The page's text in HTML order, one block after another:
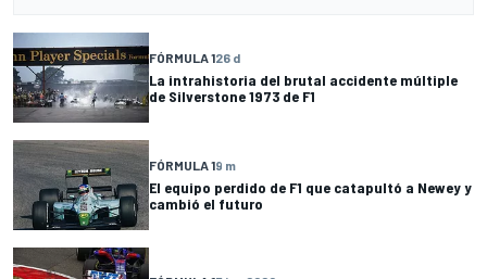
FÓRMULA 126 d
La intrahistoria del brutal accidente múltiple
de Silverstone 1973 de F1
FÓRMULA 19 m
El equipo perdido de F1 que catapultó a Newey y
cambió el futuro